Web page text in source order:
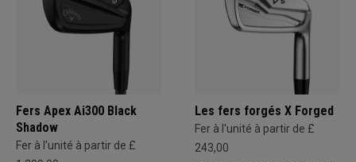
Fers Apex Ai300 Black
Shadow
Fer à l'unité à partir de £
Les fers forgés X Forged
Fer à l'unité à partir de £
243,00